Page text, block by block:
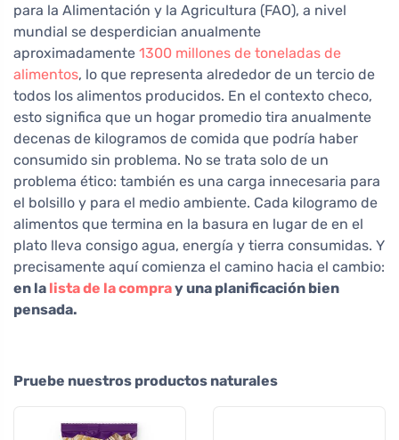
para la Alimentación y la Agricultura (FAO), a nivel
mundial se desperdician anualmente
aproximadamente 1300 millones de toneladas de
alimentos, lo que representa alrededor de un tercio de
todos los alimentos producidos. En el contexto checo,
esto significa que un hogar promedio tira anualmente
decenas de kilogramos de comida que podría haber
consumido sin problema. No se trata solo de un
problema ético: también es una carga innecesaria para
el bolsillo y para el medio ambiente. Cada kilogramo de
alimentos que termina en la basura en lugar de en el
plato lleva consigo agua, energía y tierra consumidas. Y
precisamente aquí comienza el camino hacia el cambio:
en la lista de la compray una planificación bien
pensada.
Pruebe nuestros productos naturales